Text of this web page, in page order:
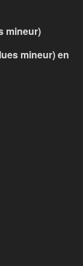
mineur)
mineur) en